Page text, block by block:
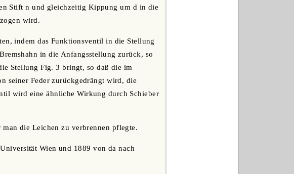
Stift n und gleichzeitig Kippung um d in die
wird.
indem das Funktionsventil in die Stellung
in die Anfangsstellung zurück, so
Stellung Fig. 3 bringt, so daß die im
seiner Feder zurückgedrängt wird, die
wird eine ähnliche Wirkung durch Schieber
die Leichen zu verbrennen pflegte.
Wien und 1889 von da nach